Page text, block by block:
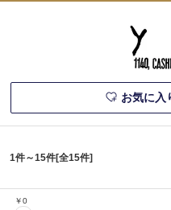
お気に入
1件～15件[全15件]
￥0